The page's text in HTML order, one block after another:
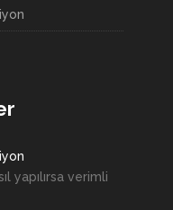
yapılırsa verimli